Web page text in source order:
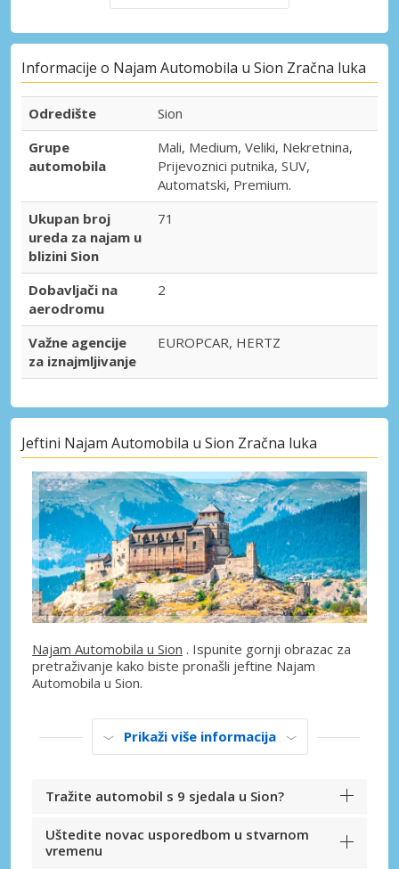
Informacije o Najam Automobila u Sion Zračna luka
Odredište
Sion
Grupe
automobila
Mali, Medium, Veliki, Nekretnina,
Prijevoznici putnika, SUV,
Automatski, Premium.
Ukupan broj
ureda za najam u
blizini Sion
71
Dobavljači na
aerodromu
2
Važne agencije
za iznajmljivanje
EUROPCAR, HERTZ
Jeftini Najam Automobila u Sion Zračna luka
Najam Automobila u Sion . Ispunite gornji obrazac za
pretraživanje kako biste pronašli jeftine Najam
Automobila u Sion.
Prikaži više informacija
Tražite automobil s 9 sjedala u Sion?
Uštedite novac usporedbom u stvarnom
vremenu